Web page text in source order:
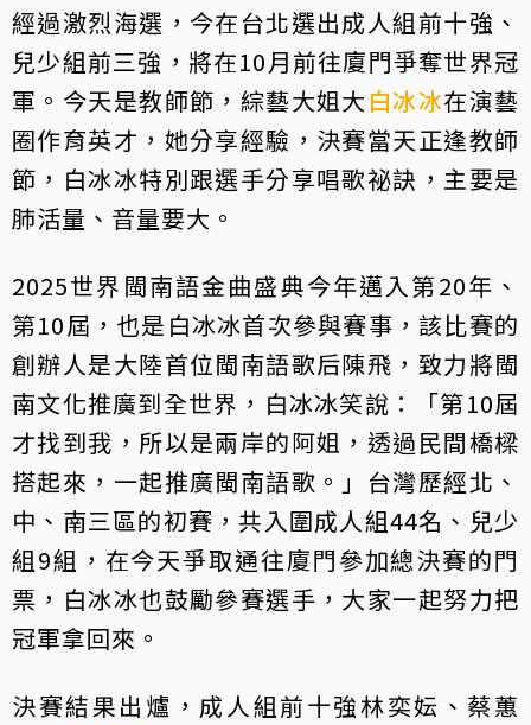
經過激烈海選，今在台北選出成人組前十強、
兒少組前三強，將在10月前往廈門爭奪世界冠
軍。今天是教師節，綜藝大姐大 白冰冰在演藝
圈作育英才，她分享經驗，決賽當天正逢教師
節，白冰冰特別跟選手分享唱歌祕訣，主要是
肺活量、音量要大。
2025世界閩南語金曲盛典今年邁入第20年、
第10屆，也是白冰冰首次參與賽事，該比賽的
創辦人是大陸首位閩南語歌后陳飛，致力將閩
南文化推廣到全世界，白冰冰笑說：「第10屆
才找到我，所以是兩岸的阿姐，透過民間橋樑
搭起來，一起推廣閩南語歌。」台灣歷經北、
中、南三區的初賽，共入圍成人組44名、兒少
組9組，在今天爭取通往廈門參加總決賽的門
票，白冰冰也鼓勵參賽選手，大家一起努力把
冠軍拿回來。
決賽結果出爐，成人組前十強林奕妘、蔡蕙